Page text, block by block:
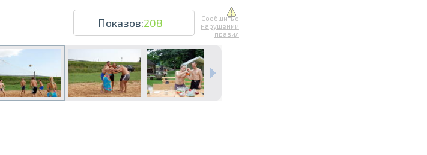
Показов:208
Сообщить о
нарушении
правил